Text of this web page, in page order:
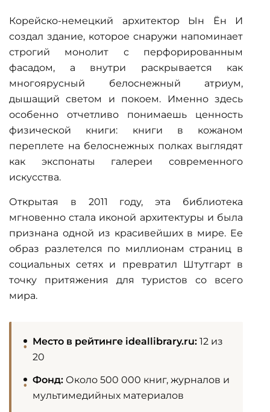
Корейско-немецкий архитектор Ын Ён И
создал здание, которое снаружи напоминает
строгий монолит с перфорированным
фасадом, а внутри раскрывается как
многоярусный белоснежный атриум,
дышащий светом и покоем. Именно здесь
особенно отчетливо понимаешь ценность
физической книги: книги в кожаном
переплете на белоснежных полках выглядят
как экспонаты галереи современного
искусства.
Открытая в 2011 году, эта библиотека
мгновенно стала иконой архитектуры и была
признана одной из красивейших в мире. Ее
образ разлетелся по миллионам страниц в
социальных сетях и превратил Штутгарт в
точку притяжения для туристов со всего
мира.
Место в рейтинге ideallibrary.ru: 12 из
20
Фонд: Около 500 000 книг, журналов и
мультимедийных материалов